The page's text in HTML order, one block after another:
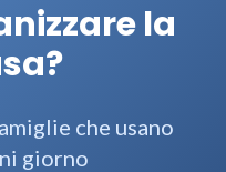
la
che usano
giorno